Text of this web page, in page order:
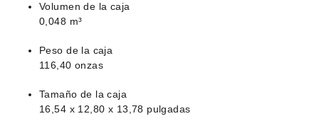
Volumen de la caja
0,048 m³
Peso de la caja
116,40 onzas
Tamaño de la caja
16,54 x 12,80 x 13,78 pulgadas